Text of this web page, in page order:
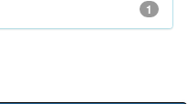
1